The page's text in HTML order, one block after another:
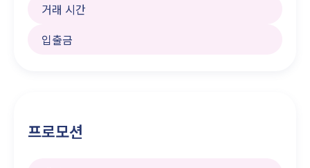
거래 시간
입출금
프로모션